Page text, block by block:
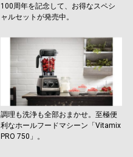
100周年を記念して、お得なスペシ
ャルセットが発売中。
調理も洗浄も全部おまかせ。至極便
利なホールフードマシーン「Vitamix
PRO 750」。